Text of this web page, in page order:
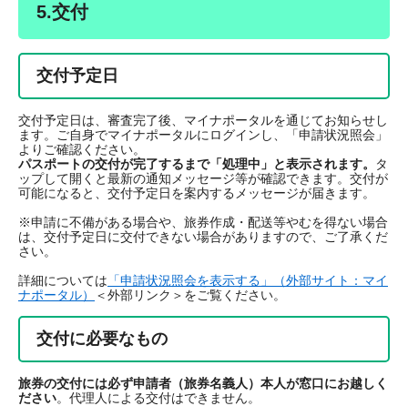
5.交付
交付予定日
交付予定日は、審査完了後、マイナポータルを通じてお知らせし
ます。ご自身でマイナポータルにログインし、「申請状況照会」
よりご確認ください。
パスポートの交付が完了するまで「処理中」と表示されます。
タ
ップして開くと最新の通知メッセージ等が確認できます。交付が
可能になると、交付予定日を案内するメッセージが届きます。
※申請に不備がある場合や、旅券作成・配送等やむを得ない場合
は、交付予定日に交付できない場合がありますので、ご了承くだ
さい。
詳細については 「申請状況照会を表示する」（外部サイト：マイ
ナポータル）
＜外部リンク＞ をご覧ください。
交付に必要なもの
旅券の交付には必ず申請者（旅券名義人）本人が窓口にお越しく
ださい。代理人による交付はできません。​